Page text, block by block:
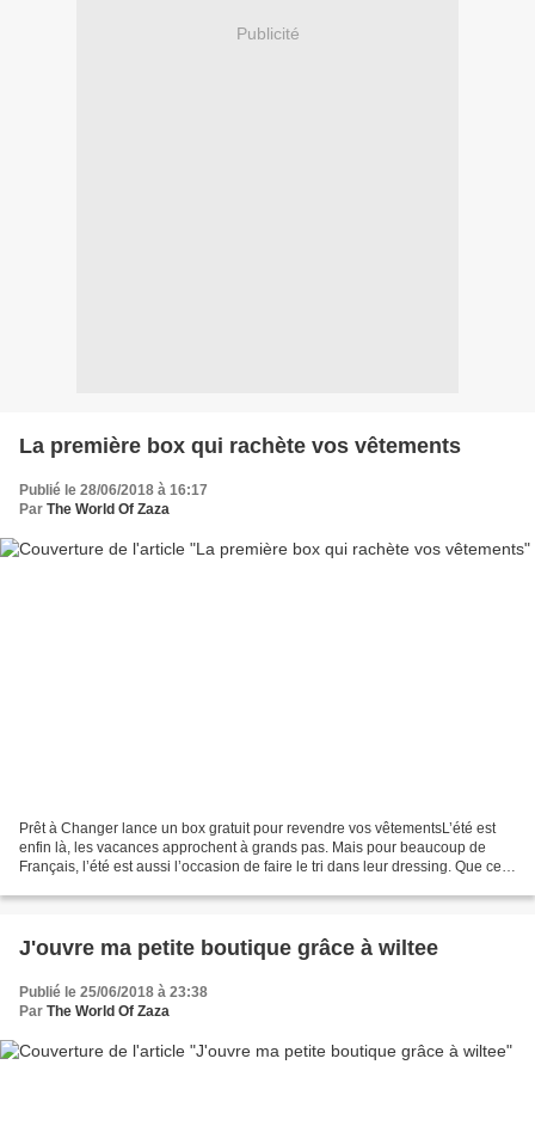
Publicité
La première box qui rachète vos vêtements
Publié le 28/06/2018 à 16:17
Par The World Of Zaza
Prêt à Changer lance un box gratuit pour revendre vos vêtementsL’été est
enfin là, les vacances approchent à grands pas. Mais pour beaucoup de
Français, l’été est aussi l’occasion de faire le tri dans leur dressing. Que ce
J'ouvre ma petite boutique grâce à wiltee
Publié le 25/06/2018 à 23:38
Par The World Of Zaza